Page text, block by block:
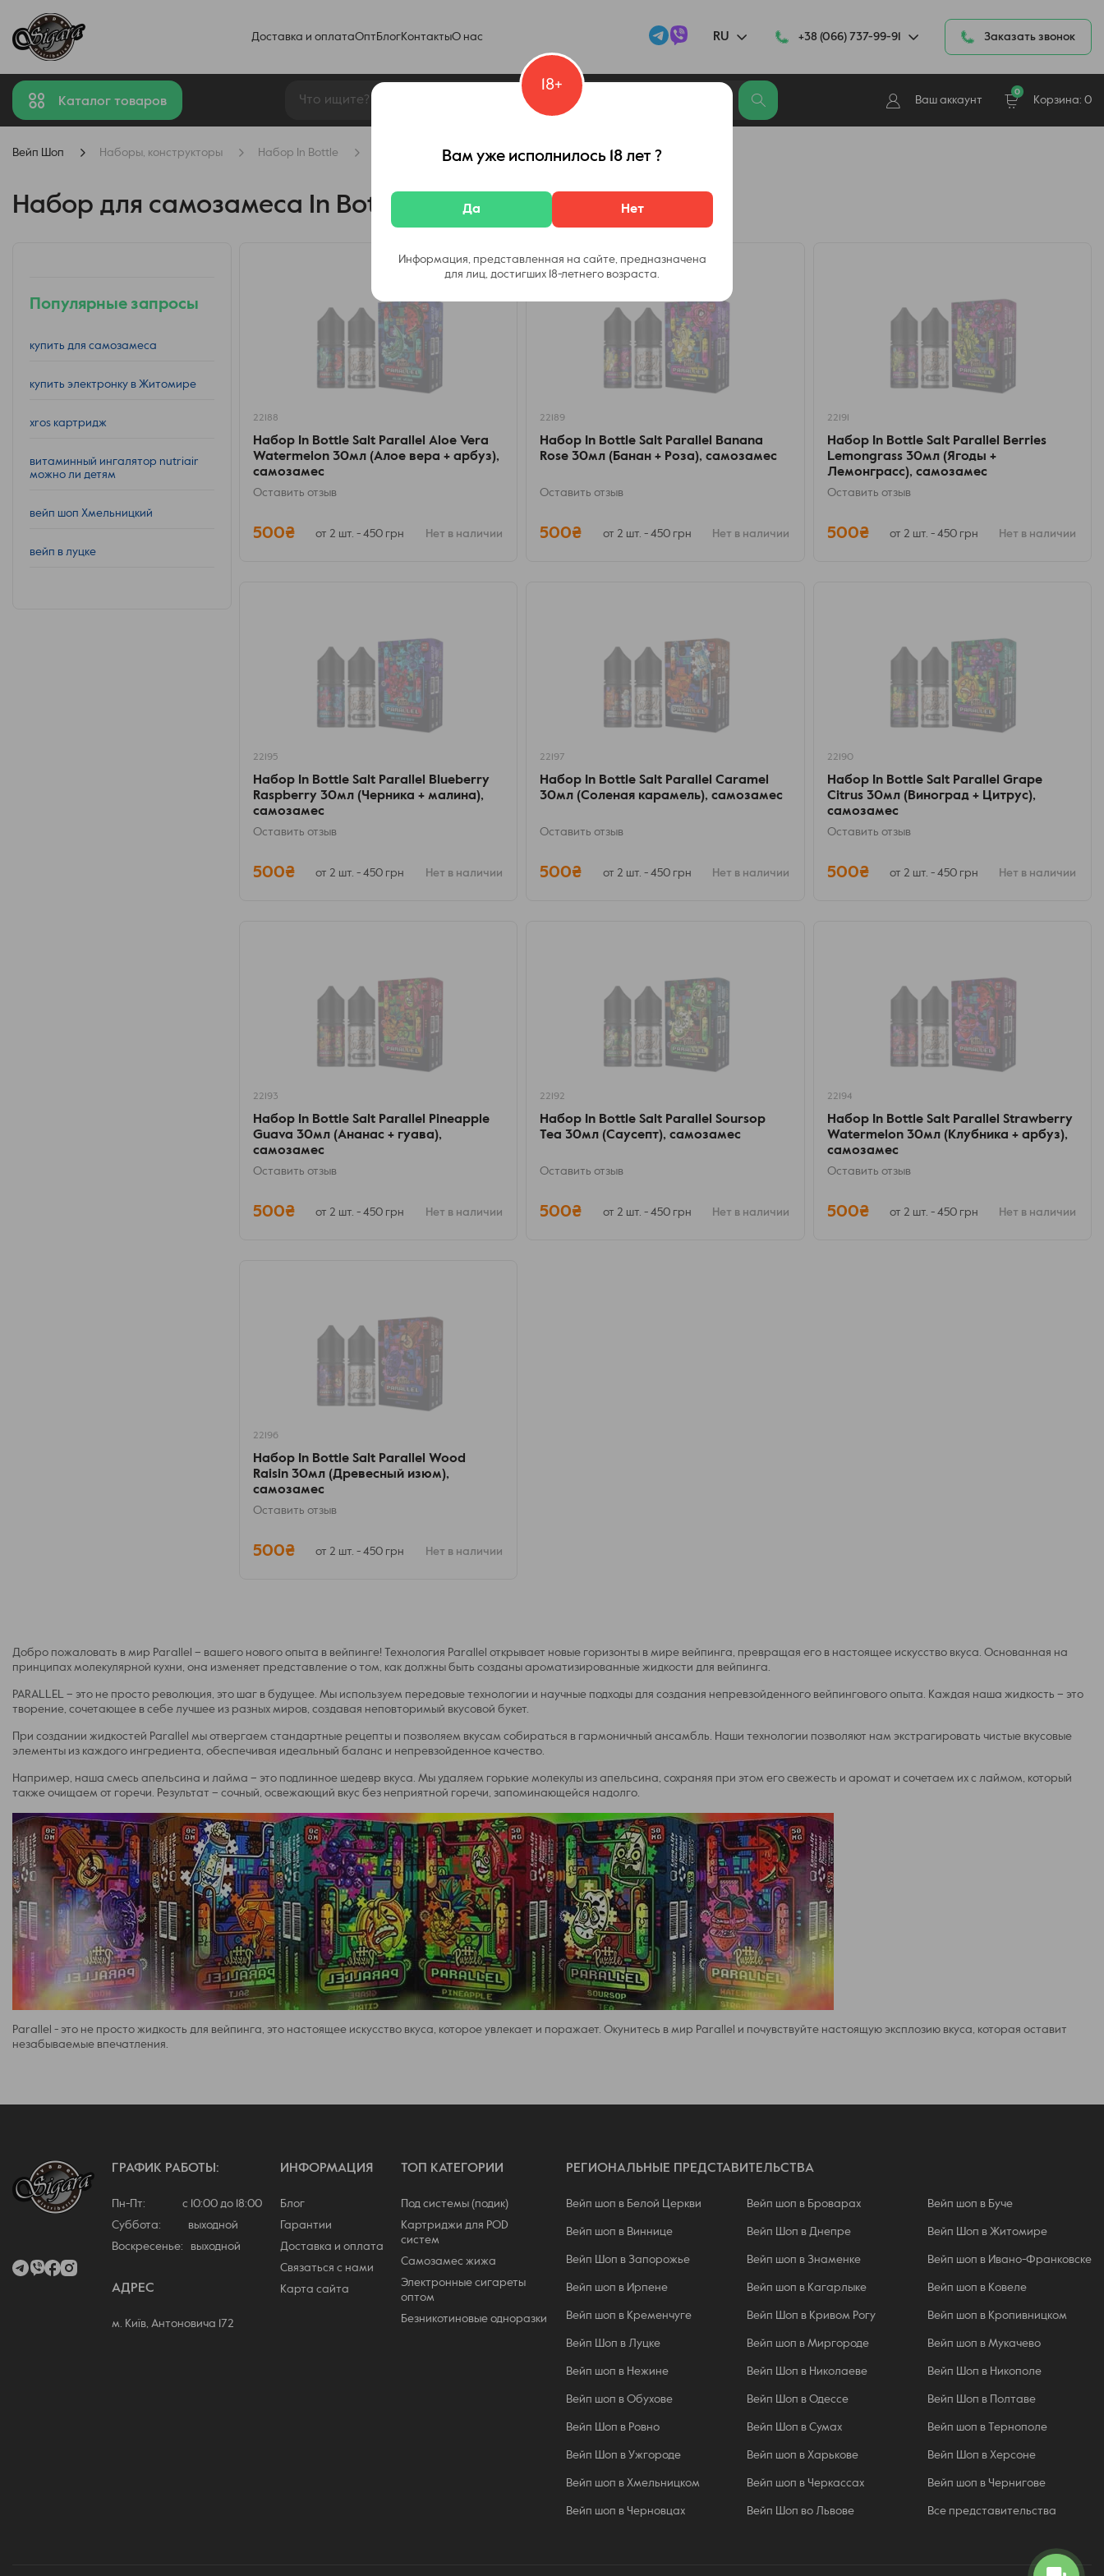
Доставка и оплатаОпт БлогКонтактыО нас RU +38 (066) 737-99-91 Заказать звонок
Каталог товаров Ваш аккаунт
0
Корзина: 0
Вейп Шоп Наборы, конструкторы Набор In Bottle Набор In Bottle Parallel
Набор для самозамеса In Bottle Salt Parallel ( Малайзия)
Популярные запросы
купить для самозамеса
купить электронку в Житомире
xros картридж
витаминный ингалятор nutriair
можно ли детям
вейп шоп Хмельницкий
вейп в луцке
22188
Набор In Bottle Salt Parallel Aloe Vera
Watermelon 30мл (Алое вера + арбуз),
самозамес
Оставить отзыв
500₴ от 2 шт. - 450 грн Нет в наличии
22189
Набор In Bottle Salt Parallel Banana
Rose 30мл (Банан + Роза), самозамес
Оставить отзыв
500₴ от 2 шт. - 450 грн Нет в наличии
22191
Набор In Bottle Salt Parallel Berries
Lemongrass 30мл (Ягоды +
Лемонграсс), самозамес
Оставить отзыв
500₴ от 2 шт. - 450 грн Нет в наличии
22195
Набор In Bottle Salt Parallel Blueberry
Raspberry 30мл (Черника + малина),
самозамес
Оставить отзыв
500₴ от 2 шт. - 450 грн Нет в наличии
22197
Набор In Bottle Salt Parallel Caramel
30мл (Соленая карамель), самозамес
Оставить отзыв
500₴ от 2 шт. - 450 грн Нет в наличии
22190
Набор In Bottle Salt Parallel Grape
Citrus 30мл (Виноград + Цитрус),
самозамес
Оставить отзыв
500₴ от 2 шт. - 450 грн Нет в наличии
22193
Набор In Bottle Salt Parallel Pineapple
Guava 30мл (Ананас + гуава),
самозамес
Оставить отзыв
500₴ от 2 шт. - 450 грн Нет в наличии
22192
Набор In Bottle Salt Parallel Soursop
Tea 30мл (Саусепт), самозамес
Оставить отзыв
500₴ от 2 шт. - 450 грн Нет в наличии
22194
Набор In Bottle Salt Parallel Strawberry
Watermelon 30мл (Клубника + арбуз),
самозамес
Оставить отзыв
500₴ от 2 шт. - 450 грн Нет в наличии
22196
Набор In Bottle Salt Parallel Wood
Raisin 30мл (Древесный изюм),
самозамес
Оставить отзыв
500₴ от 2 шт. - 450 грн Нет в наличии
Добро пожаловать в мир Parallel – вашего нового опыта в вейпинге! Технология Parallel открывает новые горизонты в мире вейпинга, превращая его в настоящее искусство вкуса. Основанная на
принципах молекулярной кухни, она изменяет представление о том, как должны быть созданы ароматизированные жидкости для вейпинга.
PARALLEL – это не просто революция, это шаг в будущее. Мы используем передовые технологии и научные подходы для создания непревзойденного вейпингового опыта. Каждая наша жидкость – это
творение, сочетающее в себе лучшее из разных миров, создавая неповторимый вкусовой букет.
При создании жидкостей Parallel мы отвергаем стандартные рецепты и позволяем вкусам собираться в гармоничный ансамбль. Наши технологии позволяют нам экстрагировать чистые вкусовые
элементы из каждого ингредиента, обеспечивая идеальный баланс и непревзойденное качество.
Например, наша смесь апельсина и лайма – это подлинное шедевр вкуса. Мы удаляем горькие молекулы из апельсина, сохраняя при этом его свежесть и аромат и сочетаем их с лаймом, который
также очищаем от горечи. Результат – сочный, освежающий вкус без неприятной горечи, запоминающейся надолго.
Parallel - это не просто жидкость для вейпинга, это настоящее искусство вкуса, которое увлекает и поражает. Окунитесь в мир Parallel и почувствуйте настоящую эксплозию вкуса, которая оставит
незабываемые впечатления.
ГРАФИК РАБОТЫ:
Пн-Пт: с 10:00 до 18:00
Суббота: выходной
Воскресенье: выходной
АДРЕС
м. Київ, Антоновича 172
ИНФОРМАЦИЯ
Блог
Гарантии
Доставка и оплата
Связаться с нами
Карта сайта
ТОП КАТЕГОРИИ
Под системы (подик)
Картриджи для POD
систем
Самозамес жижа
Электронные сигареты
оптом
Безникотиновые одноразки
РЕГИОНАЛЬНЫЕ ПРЕДСТАВИТЕЛЬСТВА
Вейп шоп в Белой Церкви Вейп шоп в Броварах Вейп шоп в Буче
Вейп шоп в Виннице Вейп Шоп в Днепре Вейп Шоп в Житомире
Вейп Шоп в Запорожье Вейп шоп в Знаменке Вейп шоп в Ивано-Франковске
Вейп шоп в Ирпене Вейп шоп в Кагарлыке Вейп шоп в Ковеле
Вейп шоп в Кременчуге Вейп Шоп в Кривом Рогу Вейп шоп в Кропивницком
Вейп Шоп в Луцке Вейп шоп в Миргороде Вейп шоп в Мукачево
Вейп шоп в Нежине Вейп Шоп в Николаеве Вейп Шоп в Никополе
Вейп шоп в Обухове Вейп Шоп в Одессе Вейп Шоп в Полтаве
Вейп Шоп в Ровно Вейп Шоп в Сумах Вейп шоп в Тернополе
Вейп Шоп в Ужгороде Вейп шоп в Харькове Вейп Шоп в Херсоне
Вейп шоп в Хмельницком Вейп шоп в Черкассах Вейп шоп в Чернигове
Вейп шоп в Черновцах Вейп Шоп во Львове Все представительства
18+
Вам уже исполнилось 18 лет ?
Да Нет
Информация, представленная на сайте, предназначена
для лиц, достигших 18-летнего возраста.